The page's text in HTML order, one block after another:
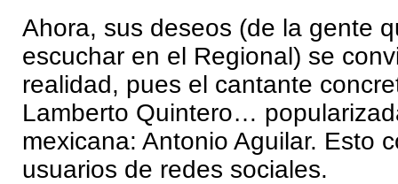
Ahora, sus deseos (de la gente
escuchar en el Regional) se
realidad, pues el cantante
Lamberto Quintero…
mexicana: Antonio Aguilar. Esto
usuarios de redes sociales.